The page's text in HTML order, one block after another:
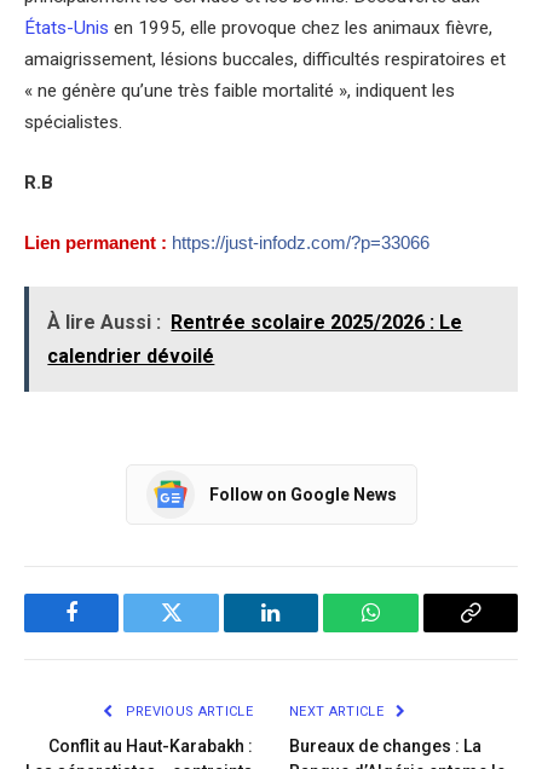
États-Unis en 1995, elle provoque chez les animaux fièvre,
amaigrissement, lésions buccales, difficultés respiratoires et
« ne génère qu’une très faible mortalité », indiquent les
spécialistes.
R.B
Lien permanent : https://just-infodz.com/?p=33066
À lire Aussi : Rentrée scolaire 2025/2026 : Le
calendrier dévoilé
Follow on Google News
Facebook Twitter LinkedIn WhatsApp Copy
PREVIOUS ARTICLE
Conflit au Haut-Karabakh :
NEXT ARTICLE
Bureaux de changes : La